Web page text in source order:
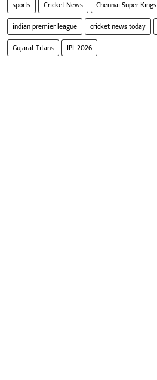
sports Cricket News Chennai Super Kings
indian premier league
cricket news today
Gujarat Titans
IPL 2026